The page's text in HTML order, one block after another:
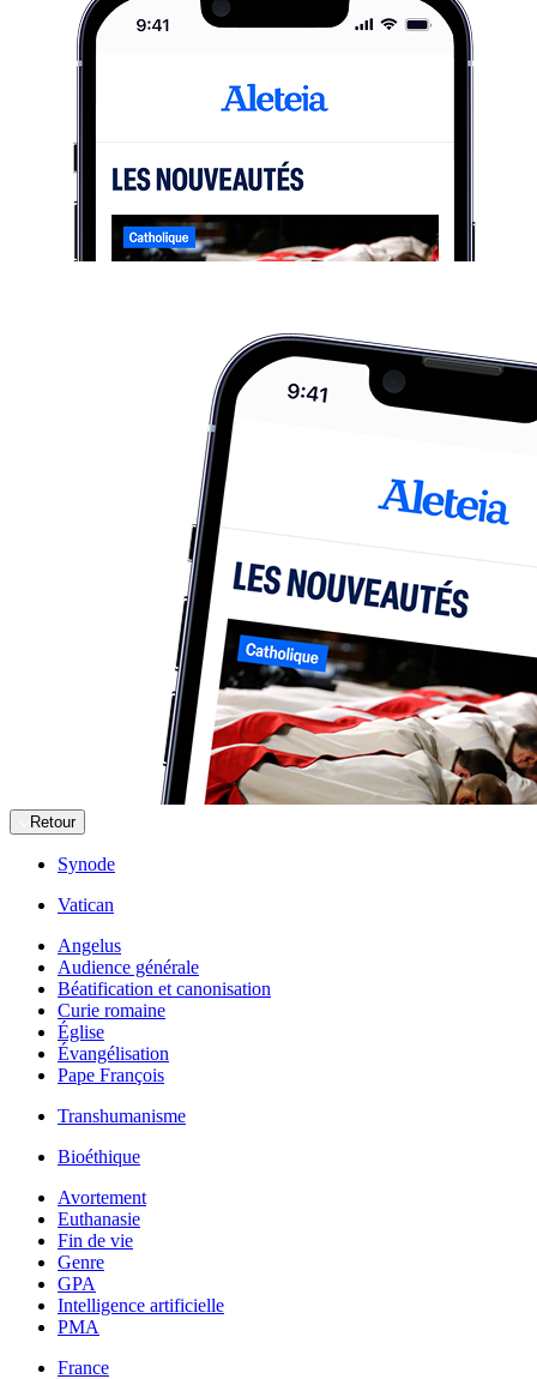
Retour
Synode
Vatican
Angelus
Audience générale
Béatification et canonisation
Curie romaine
Église
Évangélisation
Pape François
Transhumanisme
Bioéthique
Avortement
Euthanasie
Fin de vie
Genre
GPA
Intelligence artificielle
PMA
France